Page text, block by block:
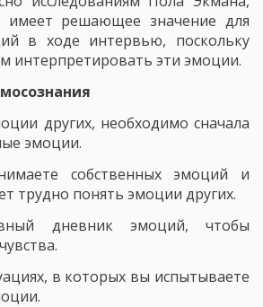
имеет решающее значение для
в ходе интервью, поскольку
интерпретировать эти эмоции.
других, необходимо сначала
эмоции.
собственных эмоций и
трудно понять эмоции других.
дневник эмоций, чтобы
в которых вы испытываете